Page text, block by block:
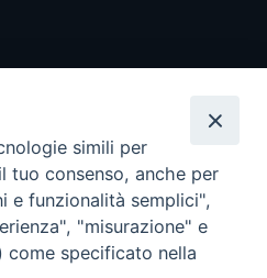
simili per
tuo consenso, anche per
e funzionalità semplici",
"misurazione" e
specificato nella